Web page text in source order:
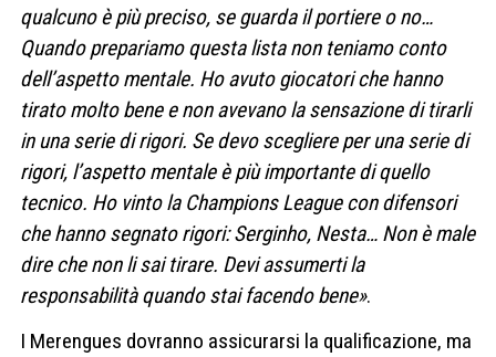
qualcuno è più preciso, se guarda il portiere o no…
Quando prepariamo questa lista non teniamo conto
dell’aspetto mentale. Ho avuto giocatori che hanno
tirato molto bene e non avevano la sensazione di tirarli
in una serie di rigori. Se devo scegliere per una serie di
rigori, l’aspetto mentale è più importante di quello
tecnico. Ho vinto la Champions League con difensori
che hanno segnato rigori: Serginho, Nesta… Non è male
dire che non li sai tirare. Devi assumerti la
responsabilità quando stai facendo bene».
I Merengues dovranno assicurarsi la qualificazione, ma